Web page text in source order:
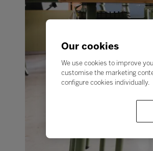
Our cookies
We use cookies to improve
customise the marketing
configure cookies individually.